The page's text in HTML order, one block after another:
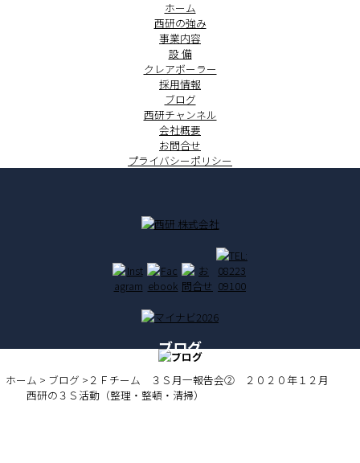
ホーム
西研の強み
事業内容
設 備
クレアボーラー
採用情報
ブログ
西研チャンネル
会社概要
お問合せ
プライバシーポリシー
ブログ
ホーム > ブログ >２Ｆチーム ３Ｓ月一報告会② ２０２０年１２月
西研の３Ｓ活動（整理・整頓・清掃）